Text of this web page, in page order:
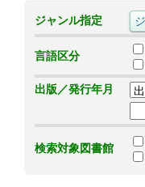
ジャンル指定
言語区分
出版／発行年月
検索対象図書館